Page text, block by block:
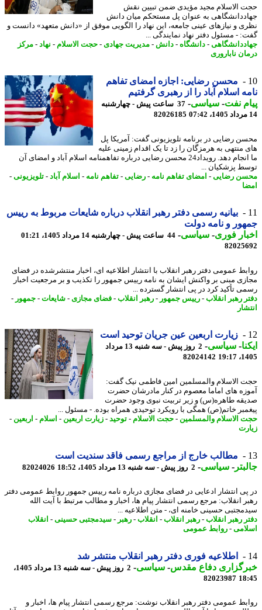
الاسلام مجید مؤیدی ضمن تبیین نقش
به عنوان پل مستحکم میان دانش
و نیازهای عینی جامعه، این نهاد را الگویی موفق از «دانش متعهد» دانست و
- مسئول دفتر نهاد نمایندگی ...
-دانشگاه-دانش -مدیریت جهادی-حجت الاسلام-نهاد-مرکز
ناباروری
محسن رضایی: اجازه امضای تفاهم
اسلام آباد را از رهبری گرفتیم
نفت-سیاسی-
37 ساعت پیش - چهارشنبه
82026185
رضایی در برنامه تلویزیونی گفت: آمریکا پل
منتهی به هرمزگان را زد تا یک اقدام زمینی علیه
ما انجام دهد. رویداد24 محسن رضایی درباره تفاهمنامه اسلام آباد و امضای آن
پزشکیان ...
رضایی-امضای تفاهم نامه -رضایی-تفاهم نامه -اسلام آباد- تلویزیونی-
بیانیه رسمی دفتر رهبر انقلاب درباره شایعات مربوط به رییس
و نامه دولت
فوری- سیاسی-44 ساعت پیش - چهارشنبه 14 مرداد 1405، 01:21
عمومی دفتر رهبر انقلاب با انتشار اطلاعیه ای، اخبار منتشرشده در فضای
مبنی بر واکنش ایشان به نامه رییس جمهور را تکذیب و بر مرجعیت اخبار
تأکید کرد در پی انتشار گسترده ...
رهبر انقلاب-رییس جمهور-رهبر انقلاب-فضای مجازی- شایعات-جمهور-
زیارت اربعین عین جریان توحید است
-سیاسی-
2 روز پیش - سه شنبه 13 مرداد
82024142
الاسلام والمسلمین امین فاطمی نیک گفت:
های اماما معصوم در کنار مادرشان حضرت
طاهره(س) و زیر تربیت نبوی وجود حضرت
خاتم(ص) همگی با رویکرد توحیدی همراه بوده. - مسئول ...
الاسلام والمسلمین-حجت الاسلام-توحید-زیارت اربعین -اسلام-اربعین -
مطالب خارج از مراجع رسمی فاقد سندیت است
-سیاسی-2 روز پیش - سه شنبه 13 مرداد 1405، 18:52 82024026
انتشار ادعایی در فضای مجازی درباره نامه رییس جمهور روابط عمومی دفتر
انقلاب: مرجع رسمی انتشار پیام ها، اخبار و مطالب مرتبط با آیت الله
حسینی خامنه ای، - متن اطلاعیه ...
رهبر انقلاب-رهبر انقلاب-انقلاب-رهبر -سیدمجتبی حسینی-انقلاب
-روابط عمومی
اطلاعیه فوری دفتر رهبر انقلاب منتشر شد
دفاع مقدس-سیاسی-
2 روز پیش - سه شنبه 13 مرداد 1405،
82023987
عمومی دفتر رهبر انقلاب نوشت: مرجع رسمی انتشار پیام ها، اخبار و